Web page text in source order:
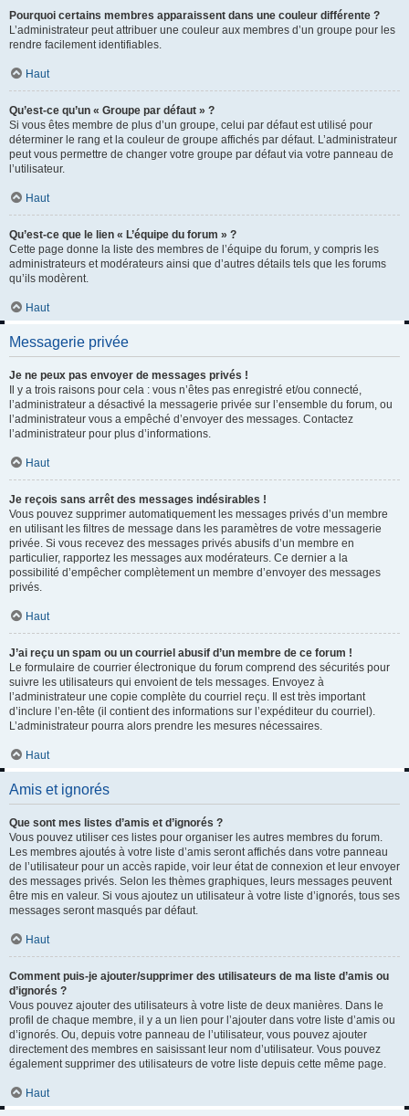
Pourquoi certains membres apparaissent dans une couleur différente ?
L’administrateur peut attribuer une couleur aux membres d’un groupe pour les
rendre facilement identifiables.
Haut
Qu’est-ce qu’un « Groupe par défaut » ?
Si vous êtes membre de plus d’un groupe, celui par défaut est utilisé pour
déterminer le rang et la couleur de groupe affichés par défaut. L’administrateur
peut vous permettre de changer votre groupe par défaut via votre panneau de
l’utilisateur.
Haut
Qu’est-ce que le lien « L’équipe du forum » ?
Cette page donne la liste des membres de l’équipe du forum, y compris les
administrateurs et modérateurs ainsi que d’autres détails tels que les forums
qu’ils modèrent.
Haut
Messagerie privée
Je ne peux pas envoyer de messages privés !
Il y a trois raisons pour cela : vous n’êtes pas enregistré et/ou connecté,
l’administrateur a désactivé la messagerie privée sur l’ensemble du forum, ou
l’administrateur vous a empêché d’envoyer des messages. Contactez
l’administrateur pour plus d’informations.
Haut
Je reçois sans arrêt des messages indésirables !
Vous pouvez supprimer automatiquement les messages privés d’un membre
en utilisant les filtres de message dans les paramètres de votre messagerie
privée. Si vous recevez des messages privés abusifs d’un membre en
particulier, rapportez les messages aux modérateurs. Ce dernier a la
possibilité d’empêcher complètement un membre d’envoyer des messages
privés.
Haut
J’ai reçu un spam ou un courriel abusif d’un membre de ce forum !
Le formulaire de courrier électronique du forum comprend des sécurités pour
suivre les utilisateurs qui envoient de tels messages. Envoyez à
l’administrateur une copie complète du courriel reçu. Il est très important
d’inclure l’en-tête (il contient des informations sur l’expéditeur du courriel).
L’administrateur pourra alors prendre les mesures nécessaires.
Haut
Amis et ignorés
Que sont mes listes d’amis et d’ignorés ?
Vous pouvez utiliser ces listes pour organiser les autres membres du forum.
Les membres ajoutés à votre liste d’amis seront affichés dans votre panneau
de l’utilisateur pour un accès rapide, voir leur état de connexion et leur envoyer
des messages privés. Selon les thèmes graphiques, leurs messages peuvent
être mis en valeur. Si vous ajoutez un utilisateur à votre liste d’ignorés, tous ses
messages seront masqués par défaut.
Haut
Comment puis-je ajouter/supprimer des utilisateurs de ma liste d’amis ou
d’ignorés ?
Vous pouvez ajouter des utilisateurs à votre liste de deux manières. Dans le
profil de chaque membre, il y a un lien pour l’ajouter dans votre liste d’amis ou
d’ignorés. Ou, depuis votre panneau de l’utilisateur, vous pouvez ajouter
directement des membres en saisissant leur nom d’utilisateur. Vous pouvez
également supprimer des utilisateurs de votre liste depuis cette même page.
Haut